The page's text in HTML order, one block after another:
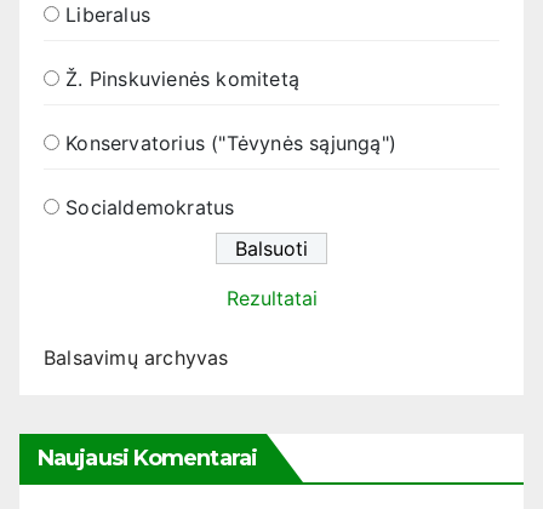
Liberalus
Ž. Pinskuvienės komitetą
Konservatorius ("Tėvynės sąjungą")
Socialdemokratus
Rezultatai
Balsavimų archyvas
Naujausi Komentarai